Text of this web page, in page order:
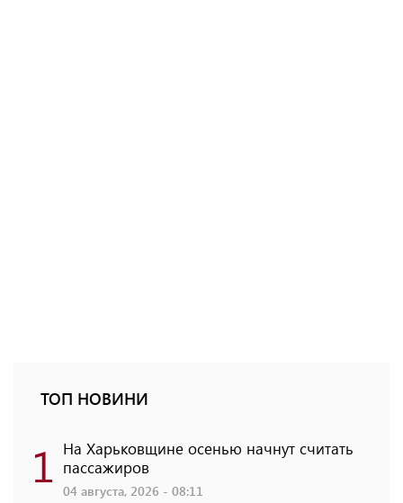
ТОП НОВИНИ
1 На Харьковщине осенью начнут считать
пассажиров
04 августа, 2026 - 08:11